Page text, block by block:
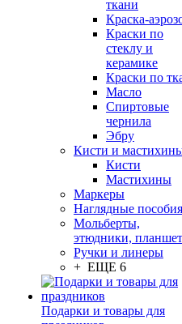
ткани
Краска-
Краски по
стеклу и
керамике
Краски по
Масло
Спиртовые
чернила
Эбру
Кисти и
Кисти
Мастихины
Маркеры
Наглядные пособия
Мольберты,
этюдники,
Ручки и линеры
+ ЕЩЕ 6
Подарки и товары для